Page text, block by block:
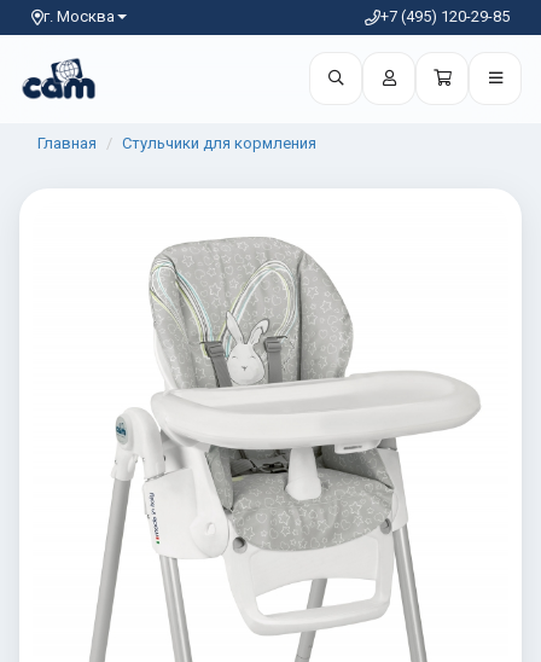
г. Москва +7 (495) 120-29-85
Главная Стульчики для кормления